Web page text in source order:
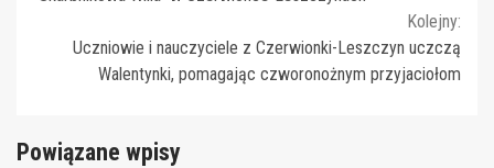
Kolejny:
Uczniowie i nauczyciele z Czerwionki-Leszczyn uczczą
Walentynki, pomagając czworonożnym przyjaciołom
Powiązane wpisy